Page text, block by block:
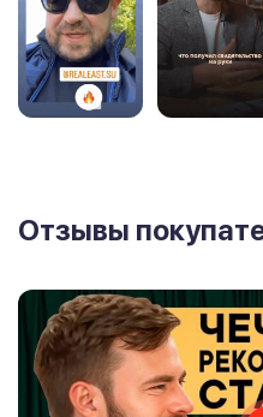
Отзывы